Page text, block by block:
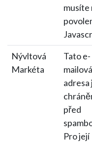
musíte
Nývltová
Markéta
Tato e-
mailová
adresa
před
Pro její